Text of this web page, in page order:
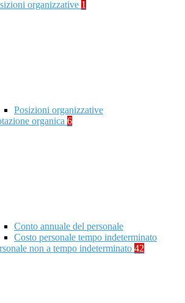
organizzative 1
Posizioni organizzative
organica 6
Conto annuale del personale
Costo personale tempo indeterminato
non a tempo indeterminato 42